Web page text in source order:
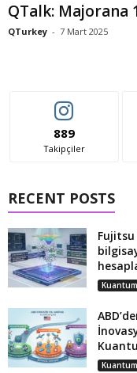
QTalk: Majorana
QTurkey - 7 Mart 2025
889
Takipçiler
RECENT POSTS